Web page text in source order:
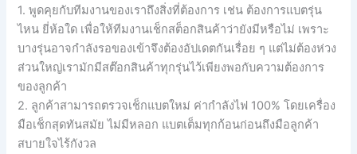
1. พูดคุยกับทีมงานของเราถึงสิ่งที่ต้องการ เช่น ต้องการแบตรุ่น
ไหน ยี่ห้อใด เพื่อให้ทีมงานเช็กสต็อกสินค้าว่ายังมีหรือไม่ เพราะ
บางรุ่นอาจกำลังรอของเข้าจึงต้องอัปเดตกันเรื่อย ๆ แต่ไม่ต้องห่วง
ส่วนใหญ่เรามักมีสต๊อกสินค้าทุกรุ่นไว้เพียงพอกับความต้องการ
ของลูกค้า
2. ลูกค้าสามารถตรวจเช็กแบตใหม่ ค่ากำลังไฟ 100% โดยเครื่อง
มือเช็กสุดทันสมัย ไม่มีหลอก แบตเต็มทุกก้อนก่อนถึงมือลูกค้า
สบายใจไร้กังวล